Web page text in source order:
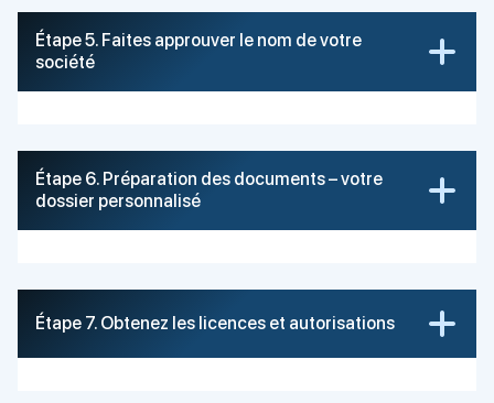
Étape 5. Faites approuver le nom de votre
société
Étape 6. Préparation des documents – votre
dossier personnalisé
Étape 7. Obtenez les licences et autorisations